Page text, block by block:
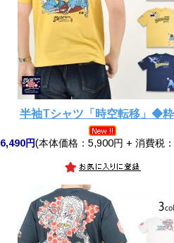
半袖Tシャツ「時空転移」◆
6,490円(本体価格：5,900円 + 消費税